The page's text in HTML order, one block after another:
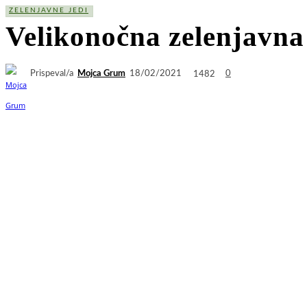
ZELENJAVNE JEDI
Velikonočna
Prispeval/a Mojca Grum 18/02/2021 1482 0